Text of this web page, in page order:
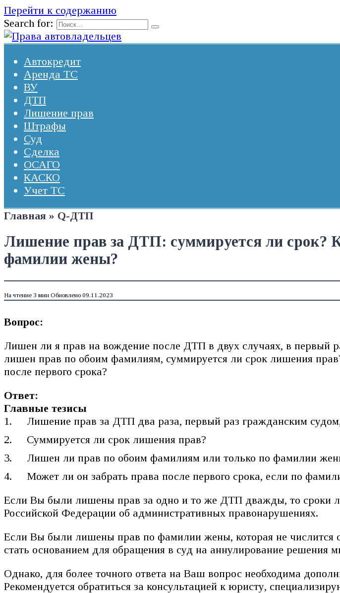
Перейти к содержанию
Search for:
Автокредит
Аренда ТС
ВУ
ДТП
Лишение прав
Штрафы
Суд
Сделка
ОСАГО
КАСКО
Учет ТС
Главная » Q-ДТП
Лишение прав за ДТП: суммируется ли срок?
фамилии жены?
На чтение 3 мин Обновлено 09.11.2023
Вопрос:
Лишен ли я прав на вождение после ДТП в двух случаях, в первый
лишен прав по обоим фамилиям, суммируется ли срок лишения
после первого срока?
Ответ:
Главные тезисы
Лишение прав за ДТП два раза, первый раз гражданским
Суммируется ли срок лишения прав?
Лишен ли прав по обоим фамилиям или только по фамилии
Может ли он забрать права после первого срока, если по
Если Вы были лишены прав за одно и то же ДТП дважды, то сроки
Российской Федерации об административных правонарушениях.
Если Вы были лишены прав по фамилии жены, которая не числится
стать основанием для обращения в суд на аннулирование решения
Однако, для более точного ответа на Ваш вопрос необходима
Рекомендуется обратиться за консультацией к юристу,